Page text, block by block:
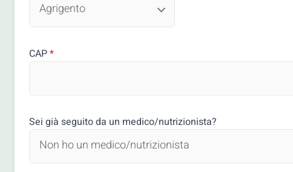
CAP*
Sei già seguito da un medico/nutrizionista?